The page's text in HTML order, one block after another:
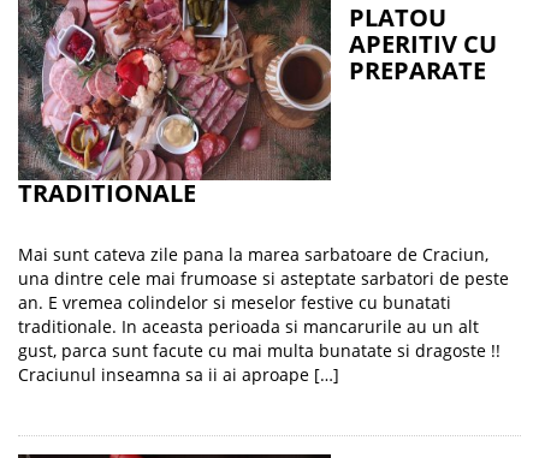
PLATOU
APERITIV CU
PREPARATE
TRADITIONALE
Mai sunt cateva zile pana la marea sarbatoare de Craciun,
una dintre cele mai frumoase si asteptate sarbatori de peste
an. E vremea colindelor si meselor festive cu bunatati
traditionale. In aceasta perioada si mancarurile au un alt
gust, parca sunt facute cu mai multa bunatate si dragoste !!
Craciunul inseamna sa ii ai aproape […]